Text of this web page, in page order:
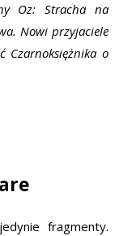
Oz: Stracha na
Nowi przyjaciele
Czarnoksiężnika o
fragmenty.